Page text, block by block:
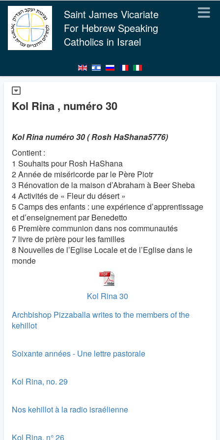
Saint James Vicariate
For Hebrew Speaking
Catholics in Israel
Kol Rina , numéro 30
Kol Rina numéro 30 ( Rosh HaShana5776)
Contient :
1 Souhaits pour Rosh HaShana
2 Année de miséricorde par le Père Piotr
3 Rénovation de la maison d’Abraham à Beer Sheba
4 Activités de « Fleur du désert »
5 Camps des enfants : une expérience d’apprentissage
et d’enseignement par Benedetto
6 Première communion dans nos communautés
7 livre de prière pour les familles
8 Nouvelles de l’Eglise Locale et de l’Eglise dans le
monde
Kol Rina 30
Archbishop Pizzaballa writes to the members of the
kehillot
Soixante années - Une lettre pastorale
Kol Rina, no. 29
Nos kehillot à la radio israélienne
Kol Rina, n° 26